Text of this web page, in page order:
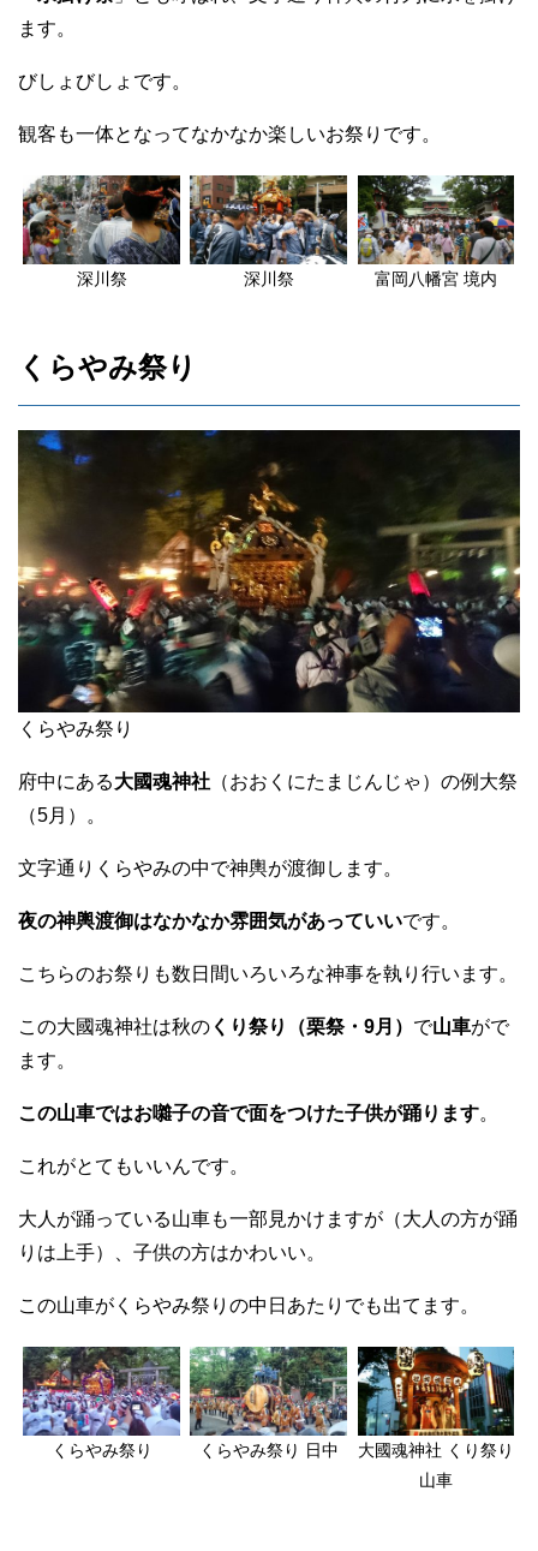
ます。
びしょびしょです。
観客も一体となってなかなか楽しいお祭りです。
深川祭 深川祭 富岡八幡宮 境内
くらやみ祭り
くらやみ祭り
府中にある大國魂神社 （おおくにたまじんじゃ）の例大祭
（5月）。
文字通りくらやみの中で神輿が渡御します。
夜の神輿渡御はなかなか雰囲気があっていいです。
こちらのお祭りも数日間いろいろな神事を執り行います。
この大國魂神社は秋の くり祭り（栗祭・9月） で山車がで
ます。
この山車ではお囃子の音で面をつけた子供が踊ります。
これがとてもいいんです。
大人が踊っている山車も一部見かけますが（大人の方が踊
りは上手）、子供の方はかわいい。
この山車がくらやみ祭りの中日あたりでも出てます。
くらやみ祭り くらやみ祭り 日中
大國魂神社 くり祭り
山車